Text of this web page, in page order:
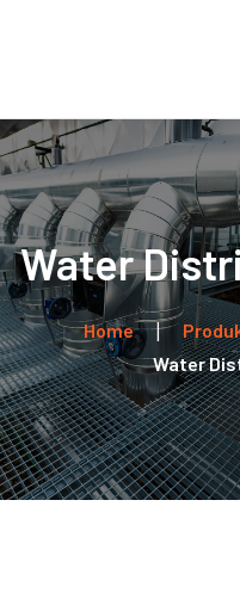
Water
Home
Water